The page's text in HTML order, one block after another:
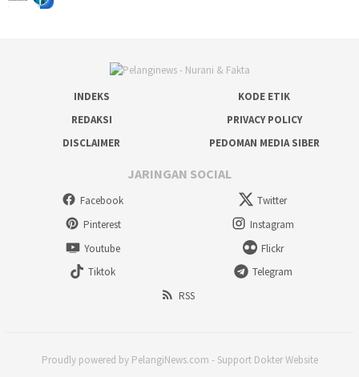
INDEKS
KODE ETIK
REDAKSI
PRIVACY POLICY
DISCLAIMER
PEDOMAN MEDIA SIBER
JARINGAN SOCIAL
Facebook
Twitter
Pinterest
Instagram
Youtube
Flickr
Tiktok
Telegram
RSS
Proudly powered by PelangiNews.com - Support Dokter Website